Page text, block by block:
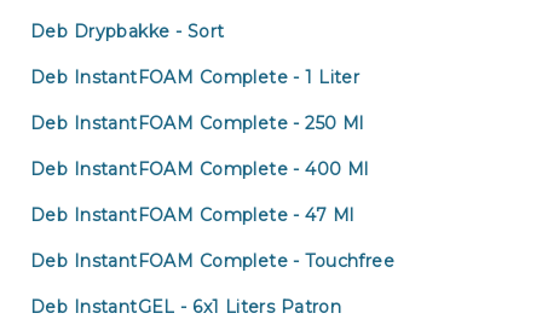
Deb Drypbakke - Sort
Deb InstantFOAM Complete - 1 Liter
Deb InstantFOAM Complete - 250 Ml
Deb InstantFOAM Complete - 400 Ml
Deb InstantFOAM Complete - 47 Ml
Deb InstantFOAM Complete - Touchfree
Deb InstantGEL - 6x1 Liters Patron